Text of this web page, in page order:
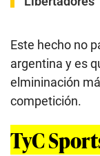
Este hecho no
argentina y es
elmininación
competición.
TyC